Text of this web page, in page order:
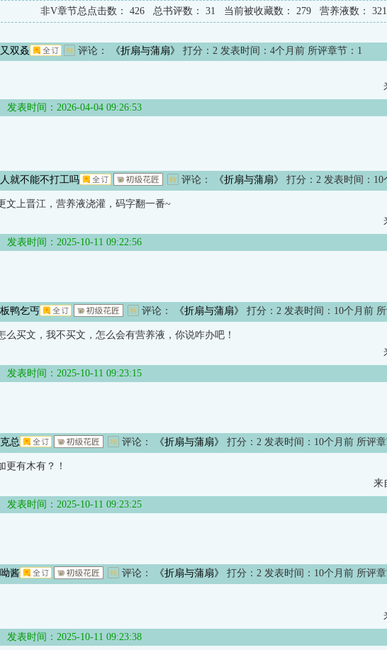
非V章节总点击数： 426 总书评数： 31 当前被收藏数： 279 营养液数： 321
又双叒 评论： 《折扇与蒲扇》 打分： 2 发表时间：4个月前 所评章节： 1
发表时间：2026-04-04 09:26:53
人就不能不打工吗 评论： 《折扇与蒲扇》 打分： 2发表时间：10
文上晋江，营养液浇灌，码字翻一番~
发表时间：2025-10-11 09:22:56
板鸭乞丐 评论： 《折扇与蒲扇》 打分： 2发表时间：10个月前 所
么买文，我不买文，怎么会有营养液，你说咋办吧！
发表时间：2025-10-11 09:23:15
克总 评论： 《折扇与蒲扇》 打分： 2发表时间：10个月前 所评章
更有木有？！
来
发表时间：2025-10-11 09:23:25
呦酱 评论： 《折扇与蒲扇》 打分： 2发表时间：10个月前 所评章
发表时间：2025-10-11 09:23:38